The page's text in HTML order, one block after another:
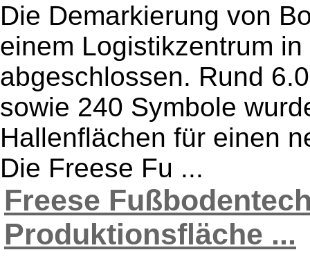
Die Demarkierung von
einem Logistikzentrum
abgeschlossen. Rund
sowie 240 Symbole
Hallenflächen für einen
Die Freese Fu ...
Freese
Produktionsfläche ...